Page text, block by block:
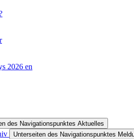
2026 en
des Navigationspunktes Aktuelles
Unterseiten des Navigationspunktes